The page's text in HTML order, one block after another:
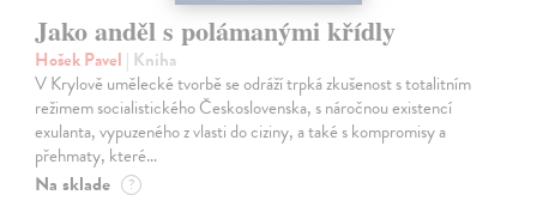
Jako anděl s polámanými křídly
Hošek Pavel | Kniha
V Krylově umělecké tvorbě se odráží trpká zkušenost s totalitním
režimem socialistického Československa, s náročnou existencí
exulanta, vypuzeného z vlasti do ciziny, a také s kompromisy a
přehmaty, které…
Na sklade ?